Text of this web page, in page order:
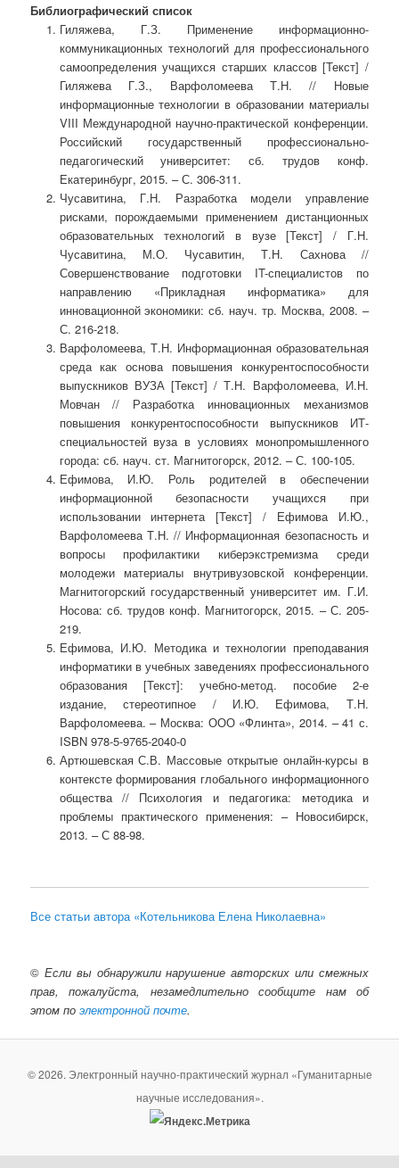
Библиографический список
Гиляжева, Г.З. Применение информационно-
коммуникационных технологий для профессионального
самоопределения учащихся старших классов [Текст] /
Гиляжева Г.З., Варфоломеева Т.Н. // Новые
информационные технологии в образовании материалы
VIII Международной научно-практической конференции.
Российский государственный профессионально-
педагогический университет: сб. трудов конф.
Екатеринбург, 2015. – С. 306-311.
Чусавитина, Г.Н. Разработка модели управление
рисками, порождаемыми применением дистанционных
образовательных технологий в вузе [Текст] / Г.Н.
Чусавитина, М.О. Чусавитин, Т.Н. Сахнова //
Совершенствование подготовки IT-специалистов по
направлению «Прикладная информатика» для
инновационной экономики: сб. науч. тр. Москва, 2008. –
С. 216-218.
Варфоломеева, Т.Н. Информационная образовательная
среда как основа повышения конкурентоспособности
выпускников ВУЗА [Текст] / Т.Н. Варфоломеева, И.Н.
Мовчан // Разработка инновационных механизмов
повышения конкурентоспособности выпускников ИТ-
специальностей вуза в условиях монопромышленного
города: сб. науч. ст. Магнитогорск, 2012. – С. 100-105.
Ефимова, И.Ю. Роль родителей в обеспечении
информационной безопасности учащихся при
использовании интернета [Текст] / Ефимова И.Ю.,
Варфоломеева Т.Н. // Информационная безопасность и
вопросы профилактики киберэкстремизма среди
молодежи материалы внутривузовской конференции.
Магнитогорский государственный университет им. Г.И.
Носова: сб. трудов конф. Магнитогорск, 2015. – С. 205-
219.
Ефимова, И.Ю. Методика и технологии преподавания
информатики в учебных заведениях профессионального
образования [Текст]: учебно-метод. пособие 2-е
издание, стереотипное / И.Ю. Ефимова, Т.Н.
Варфоломеева. – Москва: ООО «Флинта», 2014. – 41 с.
ISBN 978-5-9765-2040-0
Артюшевская С.В. Массовые открытые онлайн-курсы в
контексте формирования глобального информационного
общества // Психология и педагогика: методика и
проблемы практического применения: – Новосибирск,
2013. – С 88-98.
Все статьи автора «Котельникова Елена Николаевна»
© Если вы обнаружили нарушение авторских или смежных
прав, пожалуйста, незамедлительно сообщите нам об
этом поэлектронной почте.
© 2026. Электронный научно-практический журнал «Гуманитарные
научные исследования».